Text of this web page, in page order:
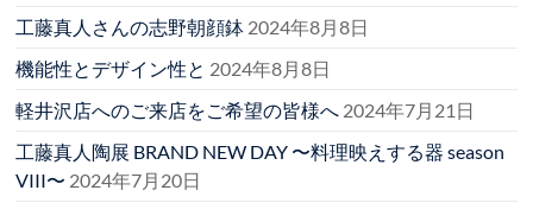
工藤真人さんの志野朝顔鉢 2024年8月8日
機能性とデザイン性と 2024年8月8日
軽井沢店へのご来店をご希望の皆様へ 2024年7月21日
工藤真人陶展 BRAND NEW DAY 〜料理映えする器 season
VIII〜 2024年7月20日